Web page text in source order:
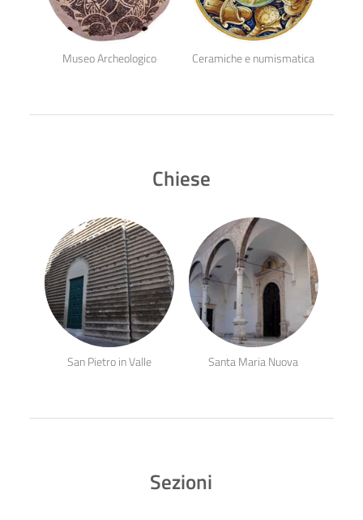
Museo Archeologico Ceramiche e numismatica
Chiese
San Pietro in Valle Santa Maria Nuova
Sezioni